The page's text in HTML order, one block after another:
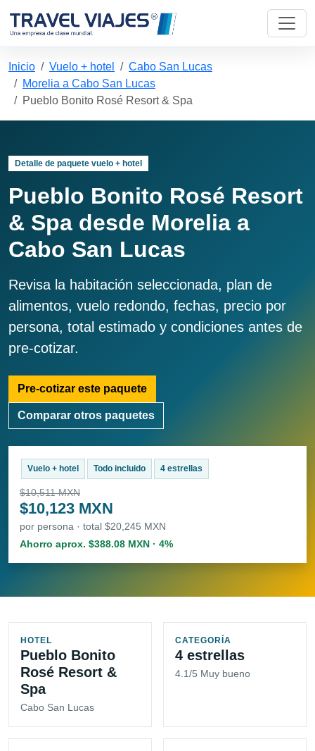
Inicio Vuelo + hotel
Cabo San Lucas
Morelia a Cabo San Lucas
Pueblo Bonito Rosé Resort & Spa
Detalle de paquete vuelo + hotel
Pueblo Bonito Rosé Resort
& Spa desde Morelia a
Cabo San Lucas
Revisa la habitación seleccionada, plan de
alimentos, vuelo redondo, fechas, precio por
persona, total estimado y condiciones antes de
pre-cotizar.
Pre-cotizar este paquete
Comparar otros paquetes
Vuelo + hotel Todo incluido 4 estrellas
$10,511 MXN
$10,123 MXN
por persona · total $20,245 MXN
Ahorro aprox. $388.08 MXN · 4%
HOTEL
Pueblo Bonito
Rosé Resort &
Spa
Cabo San Lucas
CATEGORÍA
4 estrellas
4.1/5 Muy bueno